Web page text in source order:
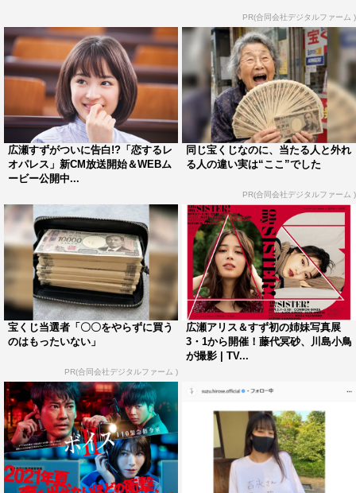
PR(合同会社デジタルファーム )
広瀬すずがついに告白!?「恋するレ
オパレス」新CM放送開始＆WEBム
ービー公開中...
同じ宝くじなのに、当たる人と外れ
る人の違い実は“ここ”でした
PR(合同会社デジタルファーム )
宝くじ当選者「〇〇をやらずに買う
のはもったいない」
PR(合同会社デジタルファーム )
広瀬アリス＆すず初の姉妹写真展
3・1から開催！藤代冥砂、川島小鳥
が撮影 | TV...